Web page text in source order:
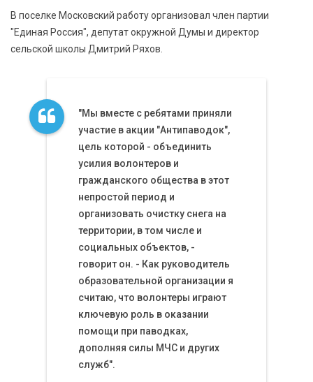
В поселке Московский работу организовал член партии
"Единая Россия", депутат окружной Думы и директор
сельской школы Дмитрий Ряхов.
"Мы вместе с ребятами приняли
участие в акции "Антипаводок",
цель которой - объединить
усилия волонтеров и
гражданского общества в этот
непростой период и
организовать очистку снега на
территории, в том числе и
социальных объектов, -
говорит он. - Как руководитель
образовательной организации я
считаю, что волонтеры играют
ключевую роль в оказании
помощи при паводках,
дополняя силы МЧС и других
служб".